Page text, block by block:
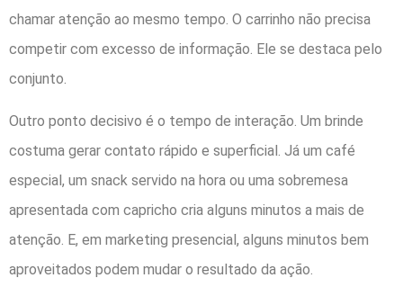
chamar atenção ao mesmo tempo. O carrinho não precisa
competir com excesso de informação. Ele se destaca pelo
conjunto.
Outro ponto decisivo é o tempo de interação. Um brinde
costuma gerar contato rápido e superficial. Já um café
especial, um snack servido na hora ou uma sobremesa
apresentada com capricho cria alguns minutos a mais de
atenção. E, em marketing presencial, alguns minutos bem
aproveitados podem mudar o resultado da ação.